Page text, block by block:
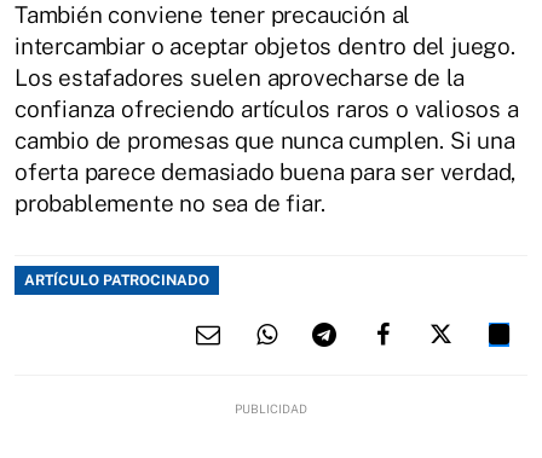
También conviene tener precaución al
intercambiar o aceptar objetos dentro del juego.
Los estafadores suelen aprovecharse de la
confianza ofreciendo artículos raros o valiosos a
cambio de promesas que nunca cumplen. Si una
oferta parece demasiado buena para ser verdad,
probablemente no sea de fiar.
ARTÍCULO PATROCINADO